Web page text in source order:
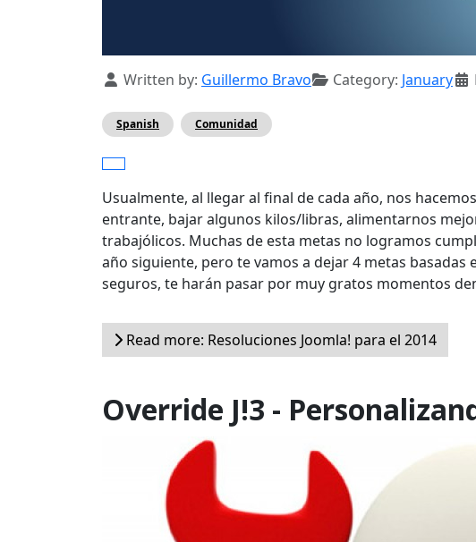
Details
Written by: Guillermo Bravo Category: January
Spanish Comunidad
Usualmente, al llegar al final de cada año, nos
entrante, bajar algunos kilos/libras, alimentarnos
trabajólicos. Muchas de esta metas no logramos
año siguiente, pero te vamos a dejar 4 metas basadas
seguros, te harán pasar por muy gratos momentos
Read more: Resoluciones Joomla! para el 2014
Override J!3 -